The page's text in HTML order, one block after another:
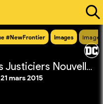
#NewFrontier Images Image
La Ligue des Justiciers Nouvelle Frontière
21 mars 2015